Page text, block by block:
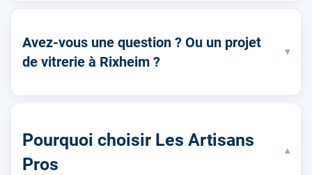
Avez-vous une question ? Ou un projet
de vitrerie à Rixheim ?
▾
Pourquoi choisir Les Artisans
Pros
▾